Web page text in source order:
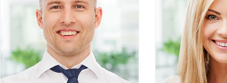
+7 800 900-80-90
+7 800 900-